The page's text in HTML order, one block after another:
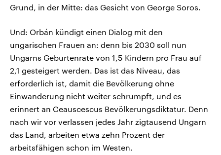
Grund, in der Mitte: das Gesicht von George Soros.
Und: Orbán kündigt einen Dialog mit den
ungarischen Frauen an: denn bis 2030 soll nun
Ungarns Geburtenrate von 1,5 Kindern pro Frau auf
2,1 gesteigert werden. Das ist das Niveau, das
erforderlich ist, damit die Bevölkerung ohne
Einwanderung nicht weiter schrumpft, und es
erinnert an Ceauscescus Bevölkerungsdiktatur. Denn
nach wir vor verlassen jedes Jahr zigtausend Ungarn
das Land, arbeiten etwa zehn Prozent der
arbeitsfähigen schon im Westen.